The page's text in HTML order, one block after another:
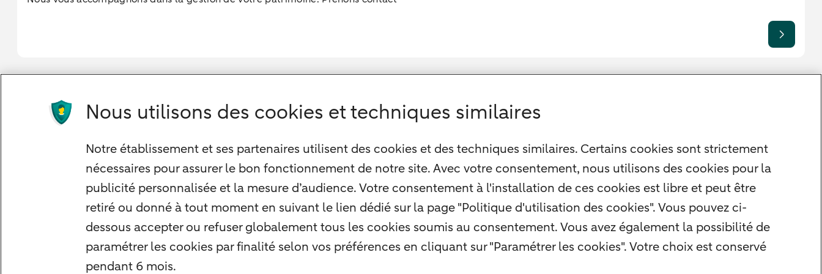
Notre approche
Diversifier vos classes d'actifs
Développer votre entreprise
Banque à distance
Nous utilisons des cookies et techniques similaires
Notre établissement et ses partenaires utilisent des cookies et des techniques similaires. Certains cookies sont strictement
nécessaires pour assurer le bon fonctionnement de notre site. Avec votre consentement, nous utilisons des cookies pour la
publicité personnalisée et la mesure d’audience. Votre consentement à l'installation de ces cookies est libre et peut être
retiré ou donné à tout moment en suivant le lien dédié sur la page "Politique d'utilisation des cookies". Vous pouvez ci-
dessous accepter ou refuser globalement tous les cookies soumis au consentement. Vous avez également la possibilité de
paramétrer les cookies par finalité selon vos préférences en cliquant sur "Paramétrer les cookies". Votre choix est conservé
pendant 6 mois.